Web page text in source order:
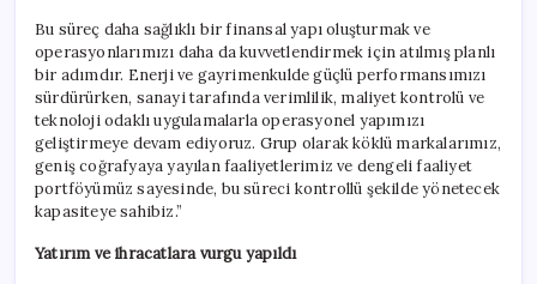
Bu süreç daha sağlıklı bir finansal yapı oluşturmak ve
operasyonlarımızı daha da kuvvetlendirmek için atılmış planlı
bir adımdır. Enerji ve gayrimenkulde güçlü performansımızı
sürdürürken, sanayi tarafında verimlilik, maliyet kontrolü ve
teknoloji odaklı uygulamalarla operasyonel yapımızı
geliştirmeye devam ediyoruz. Grup olarak köklü markalarımız,
geniş coğrafyaya yayılan faaliyetlerimiz ve dengeli faaliyet
portföyümüz sayesinde, bu süreci kontrollü şekilde yönetecek
kapasiteye sahibiz.”
Yatırım ve ihracatlara vurgu yapıldı